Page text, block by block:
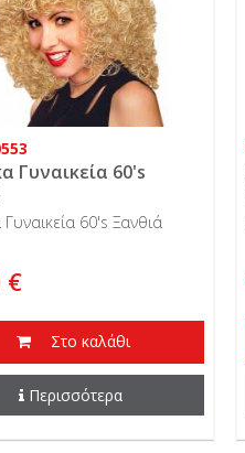
Γυναικεία 60's
60's Ξανθιά
€
Στο καλάθι
Περισσότερα